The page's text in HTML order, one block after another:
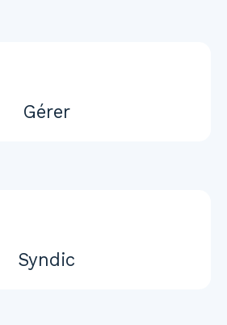
Gérer
Syndic